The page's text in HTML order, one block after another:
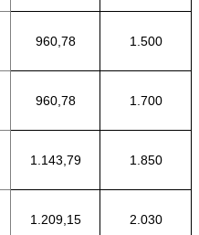
960,78 1.500
960,78 1.700
1.143,79 1.850
1.209,15 2.030